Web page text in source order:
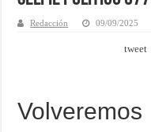
Redacción 09/09/2025
tweet
Volveremos